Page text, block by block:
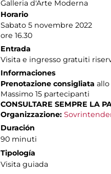
Galleria d'Arte Moderna
Horario
Sabato 5 novembre 2022
ore 16.30
Entrada
Visita e ingresso gratuiti
Informaciones
Prenotazione consigliata
Massimo 15 partecipanti
CONSULTARE SEMPRE LA
Organizzazione:
Duración
90 minuti
Tipología
Visita guiada